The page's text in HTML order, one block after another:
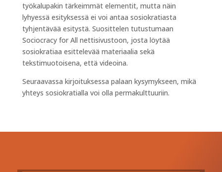
työkalupakin tärkeimmät elementit, mutta näin
lyhyessä esityksessä ei voi antaa sosiokratiasta
tyhjentävää esitystä. Suosittelen tutustumaan
Sociocracy for All nettisivustoon, josta löytää
sosiokratiaa esittelevää materiaalia sekä
tekstimuotoisena, että videoina.
Seuraavassa kirjoituksessa palaan kysymykseen, mikä
yhteys sosiokratialla voi olla permakulttuuriin.